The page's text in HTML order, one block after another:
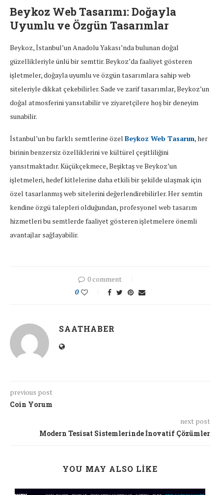
Beykoz Web Tasarımı: Doğayla
Uyumlu ve Özgün Tasarımlar
Beykoz, İstanbul’un Anadolu Yakası’nda bulunan doğal
güzellikleriyle ünlü bir semttir. Beykoz’da faaliyet gösteren
işletmeler, doğayla uyumlu ve özgün tasarımlara sahip web
siteleriyle dikkat çekebilirler. Sade ve zarif tasarımlar, Beykoz’un
doğal atmosferini yansıtabilir ve ziyaretçilere hoş bir deneyim
sunabilir.
İstanbul’un bu farklı semtlerine özel Beykoz Web Tasarım, her
birinin benzersiz özelliklerini ve kültürel çeşitliliğini
yansıtmaktadır. Küçükçekmece, Beşiktaş ve Beykoz’un
işletmeleri, hedef kitlelerine daha etkili bir şekilde ulaşmak için
özel tasarlanmış web sitelerini değerlendirebilirler. Her semtin
kendine özgü talepleri olduğundan, profesyonel web tasarım
hizmetleri bu semtlerde faaliyet gösteren işletmelere önemli
avantajlar sağlayabilir.
0 comment
0
SAATHABER
previous post
Coin Yorum
next post
Modern Tesisat Sistemlerinde İnovatif Çözümler
YOU MAY ALSO LIKE